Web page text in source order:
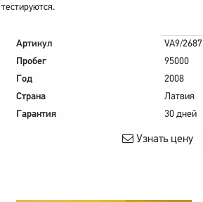
тестируются.
Артикул
VA9/2687
Пробег
95000
Год
2008
Страна
Латвия
Гарантия
30 дней
Узнать цену